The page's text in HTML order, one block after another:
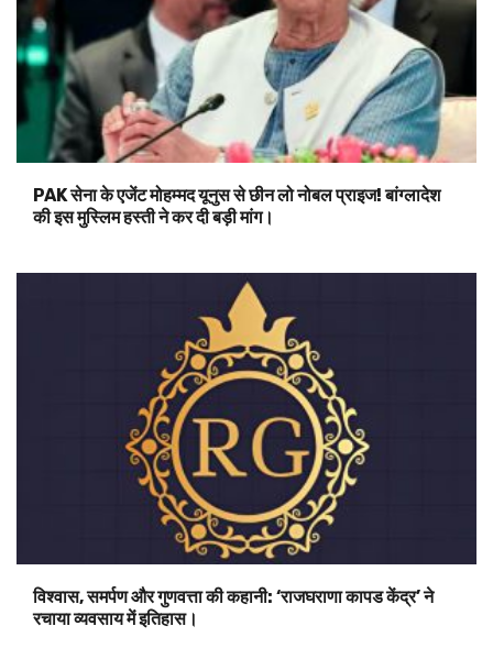
PAK सेना के एजेंट मोहम्मद यूनुस से छीन लो नोबल प्राइज! बांग्लादेश
की इस मुस्लिम हस्ती ने कर दी बड़ी मांग।
विश्वास, समर्पण और गुणवत्ता की कहानी: ‘राजघराणा कापड केंद्र’ ने
रचाया व्यवसाय में इतिहास।